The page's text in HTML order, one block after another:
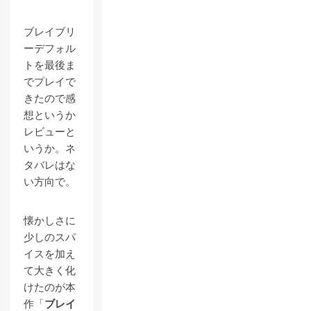
ブレイブリ
ーデフォル
トを最後ま
でプレイで
きたので感
想というか
レビューと
いうか。ネ
タバレはな
い方向で。
懐かしさに
少しのスパ
イスを加え
て大きく化
けたのが本
作「ブレイ